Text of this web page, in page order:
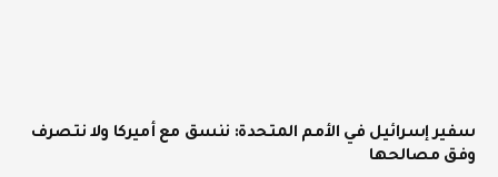
سفير إسرائيل في الأمم المتحدة: ننسق مع أميركا ولا نتصرف
وفق مصالحها